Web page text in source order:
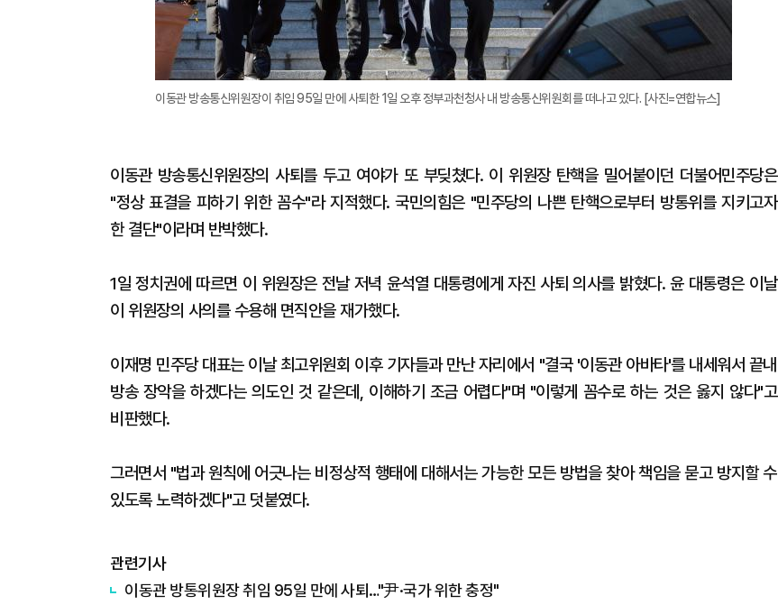
이동관 방송통신위원장이 취임 95일 만에 사퇴한 1일 오후 정부과천청사 내 방송통신위원회를 떠나고 있다. [사진=연합뉴스]
이동관 방송통신위원장의 사퇴를 두고 여야가 또 부딪쳤다. 이 위원장 탄핵을 밀어붙이던 더불어민주당은
"정상 표결을 피하기 위한 꼼수"라 지적했다. 국민의힘은 "민주당의 나쁜 탄핵으로부터 방통위를 지키고자
한 결단"이라며 반박했다.
1일 정치권에 따르면 이 위원장은 전날 저녁 윤석열 대통령에게 자진 사퇴 의사를 밝혔다. 윤 대통령은 이날
이 위원장의 사의를 수용해 면직안을 재가했다.
이재명 민주당 대표는 이날 최고위원회 이후 기자들과 만난 자리에서 "결국 '이동관 아바타'를 내세워서 끝내
방송 장악을 하겠다는 의도인 것 같은데, 이해하기 조금 어렵다"며 "이렇게 꼼수로 하는 것은 옳지 않다"고
비판했다.
그러면서 "법과 원칙에 어긋나는 비정상적 행태에 대해서는 가능한 모든 방법을 찾아 책임을 묻고 방지할 수
있도록 노력하겠다"고 덧붙였다.
관련기사
이동관 방통위원장 취임 95일 만에 사퇴…"尹·국가 위한 충정"